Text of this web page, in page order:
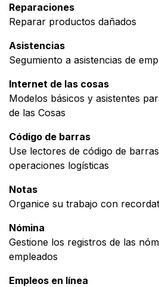
Reparaciones
Reparar productos dañados
Asistencias
Segumiento a asistencias de
Internet de las cosas
Modelos básicos y asistentes
de las Cosas
Código de barras
Use lectores de código de
operaciones logísticas
Notas
Organice su trabajo con
Nómina
Gestione los registros de las
empleados
Empleos en línea